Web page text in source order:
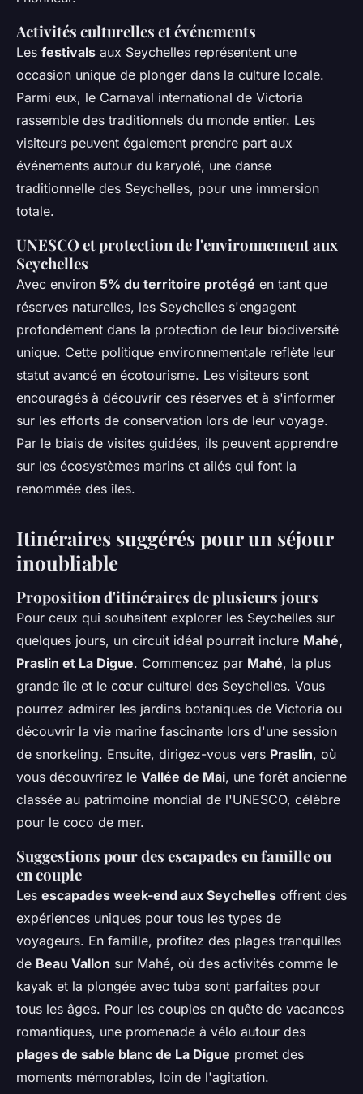
Activités culturelles et événements
Les festivals aux Seychelles représentent une
occasion unique de plonger dans la culture locale.
Parmi eux, le Carnaval international de Victoria
rassemble des traditionnels du monde entier. Les
visiteurs peuvent également prendre part aux
événements autour du karyolé, une danse
traditionnelle des Seychelles, pour une immersion
totale.
UNESCO et protection de l'environnement aux
Seychelles
Avec environ 5% du territoire protégé en tant que
réserves naturelles, les Seychelles s'engagent
profondément dans la protection de leur biodiversité
unique. Cette politique environnementale reflète leur
statut avancé en écotourisme. Les visiteurs sont
encouragés à découvrir ces réserves et à s'informer
sur les efforts de conservation lors de leur voyage.
Par le biais de visites guidées, ils peuvent apprendre
sur les écosystèmes marins et ailés qui font la
renommée des îles.
Itinéraires suggérés pour un séjour
inoubliable
Proposition d'itinéraires de plusieurs jours
Pour ceux qui souhaitent explorer les Seychelles sur
quelques jours, un circuit idéal pourrait inclure Mahé,
Praslin et La Digue. Commencez par Mahé, la plus
grande île et le cœur culturel des Seychelles. Vous
pourrez admirer les jardins botaniques de Victoria ou
découvrir la vie marine fascinante lors d'une session
de snorkeling. Ensuite, dirigez-vous vers Praslin, où
vous découvrirez le Vallée de Mai, une forêt ancienne
classée au patrimoine mondial de l'UNESCO, célèbre
pour le coco de mer.
Suggestions pour des escapades en famille ou
en couple
Les escapades week-end aux Seychelles offrent des
expériences uniques pour tous les types de
voyageurs. En famille, profitez des plages tranquilles
de Beau Vallon sur Mahé, où des activités comme le
kayak et la plongée avec tuba sont parfaites pour
tous les âges. Pour les couples en quête de vacances
romantiques, une promenade à vélo autour des
plages de sable blanc de La Digue promet des
moments mémorables, loin de l'agitation.